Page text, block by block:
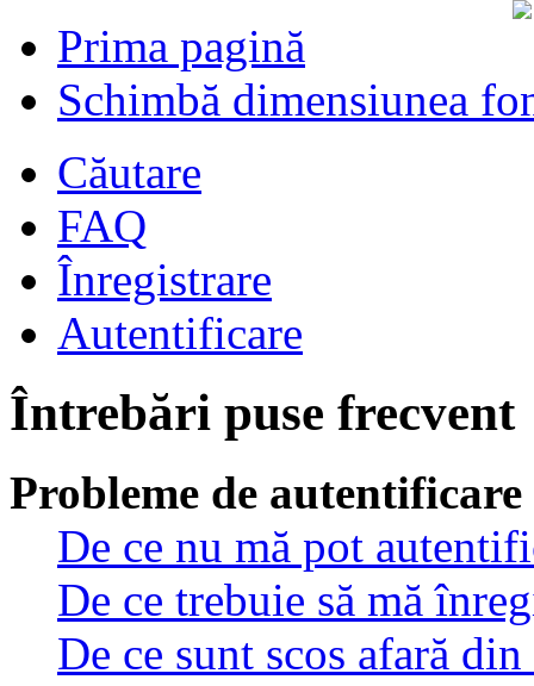
Prima pagină
Schimbă dimensiunea
Căutare
FAQ
Înregistrare
Autentificare
Întrebări puse frecvent
Probleme de
De ce nu mă pot
De ce trebuie să mă
De ce sunt scos afară